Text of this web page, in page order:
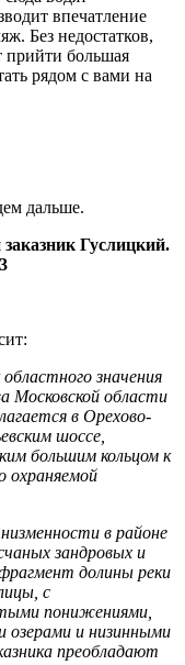
впечатление
Без недостатков,
прийти большая
рядом с вами на
дальше.
Гуслицкий.
значения
Московской области
в Орехово-
шоссе,
большим кольцом к
охраняемой
в районе
зандровых и
долины реки
с
понижениями,
озерами и низинными
преобладают